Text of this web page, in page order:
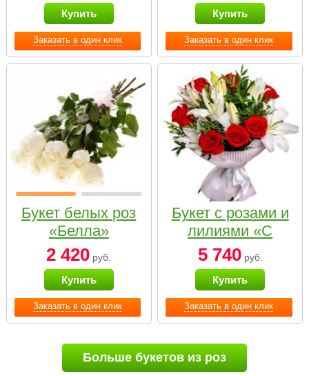
Заказать в один клик
Купить
Заказать в один клик
Купить
Заказать в один клик
Букет белых роз
«Белла»
2 420 руб.
Купить
Заказать в один клик
Букет с розами и
лилиями «С
наилучшими
пожеланиями»
5 740руб.
Купить
Больше букетов из роз